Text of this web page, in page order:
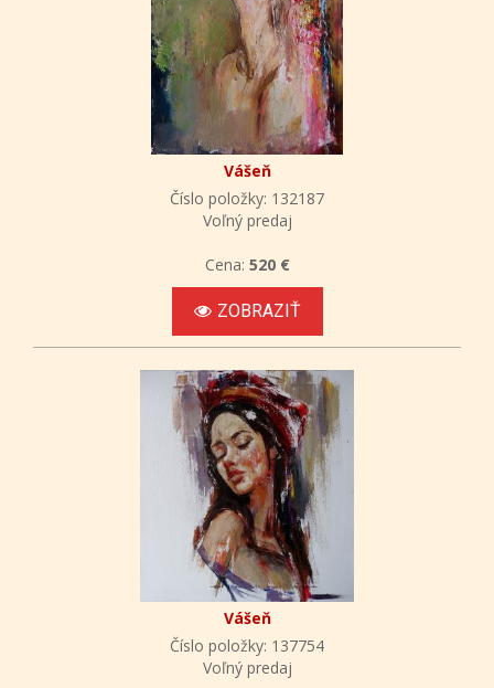
Vášeň
Číslo položky: 132187
Voľný predaj
Cena: 520 €
ZOBRAZIŤ
Vášeň
Číslo položky: 137754
Voľný predaj